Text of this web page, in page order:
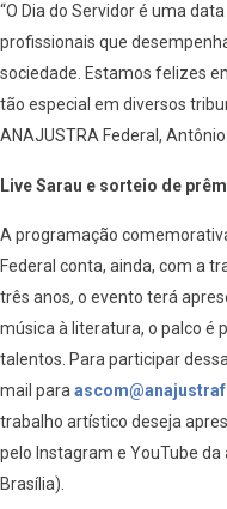
“O Dia do Servidor é uma
profissionais que
sociedade. Estamos felizes
tão especial em diversos
ANAJUSTRA Federal,
Live Sarau e sorteio de
A programação
Federal conta, ainda, com a
três anos, o evento terá
música à literatura, o palco é
talentos. Para participar
mail para
trabalho artístico deseja
pelo Instagram e YouTube
Brasília).